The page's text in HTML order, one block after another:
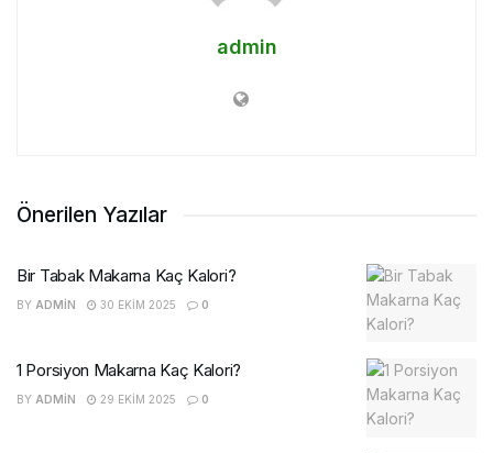
admin
Önerilen Yazılar
Bir Tabak Makarna Kaç Kalori?
BY ADMIN 30 EKIM 2025 0
1 Porsiyon Makarna Kaç Kalori?
BY ADMIN 29 EKIM 2025 0